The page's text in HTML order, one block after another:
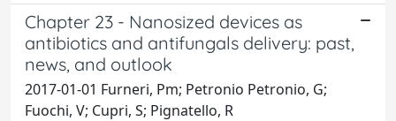
Chapter 23 - Nanosized devices as
antibiotics and antifungals delivery: past,
news, and outlook
2017-01-01 Furneri, Pm; Petronio Petronio, G;
Fuochi, V; Cupri, S; Pignatello, R